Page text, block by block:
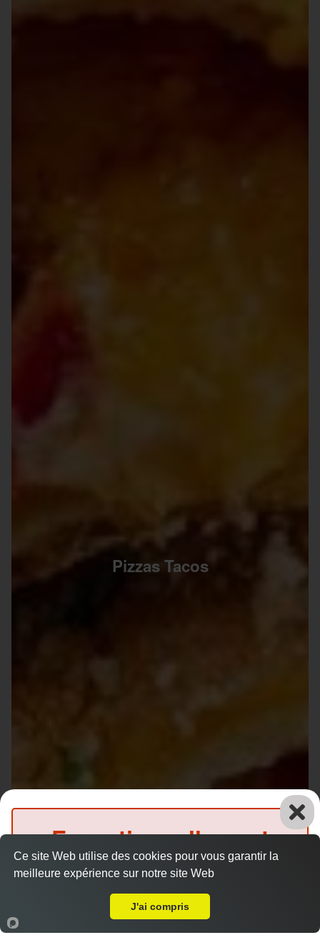
Pizzas Tacos
Accueil Panier Compte
Exceptionnellement
fermé
(Précommande possible)
Ce site Web utilise des cookies pour vous garantir la
meilleure expérience sur notre site Web
J'ai compris